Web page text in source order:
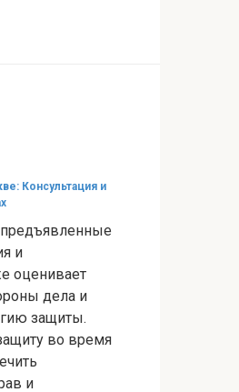
Консультация и
предъявленные
и
оценивает
дела и
защиты.
во время
и